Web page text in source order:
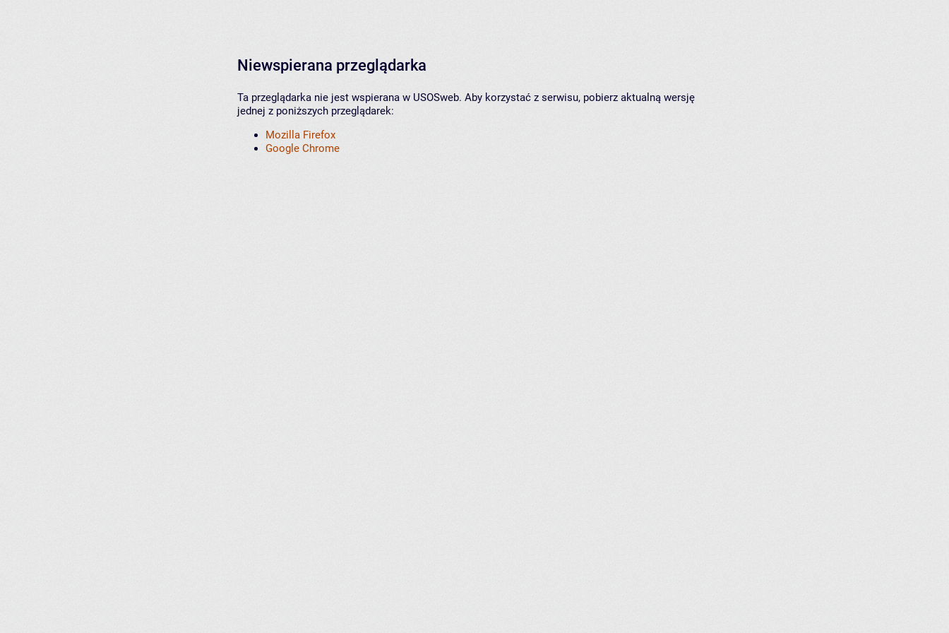
Niewspierana przeglądarka
Ta przeglądarka nie jest wspierana w USOSweb. Aby korzystać z serwisu, pobierz aktualną wersję
jednej z poniższych przeglądarek:
Mozilla Firefox
Google Chrome